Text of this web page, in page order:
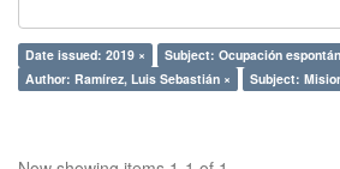
Date issued: 2019 ×
Subject: Ocupación
Author: Ramírez, Luis Sebastián ×
Subject: